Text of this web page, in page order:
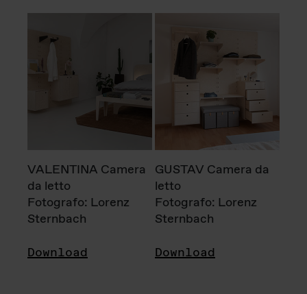
VALENTINA Camera
da letto
Fotografo: Lorenz
Sternbach
Download
GUSTAV Camera da
letto
Fotografo: Lorenz
Sternbach
Download